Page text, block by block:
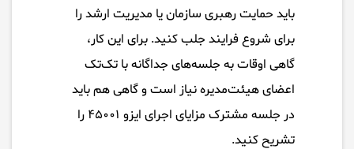
باید حمایت رهبری سازمان یا مدیریت ارشد را
برای شروع فرایند جلب کنید. برای این کار،
گاهی اوقات به جلسه‌های جداگانه با تک‌تک
اعضای هیئت‌مدیره نیاز است و گاهی هم باید
در جلسه مشترک مزایای اجرای ایزو ۴۵۰۰۱ را
تشریح کنید.